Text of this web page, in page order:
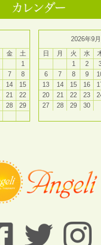
金
土
1
7
8
14
15
21
22
28
29
2026年9月
日
月 火 水
1
2
6
7 8 9
13
14 15 16
20
21 22 23
27
28 29 30